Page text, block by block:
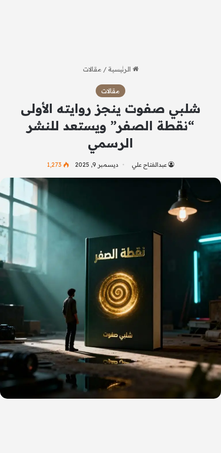
الرئيسية / مقالات
مقالات
شلبي صفوت ينجز روايته الأولى
“نقطة الصفر” ويستعد للنشر
الرسمي
عبدالفتاح علي ديسمبر 9, 2025 1٬273